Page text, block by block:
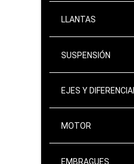
LLANTAS
SUSPENSIÓN
EJES Y
MOTOR
EMBRAGUES